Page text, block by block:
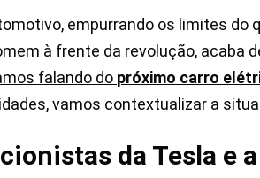
empurrando os limites do
à frente da revolução, acaba
falando do próximo carro
vamos contextualizar a
da Tesla e